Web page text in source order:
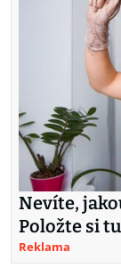
Nevíte,
Položte si
Reklama